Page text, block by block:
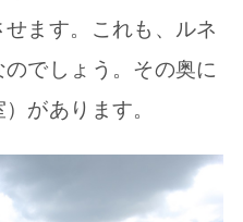
ます。これも、ルネ
でしょう。その奥に
があります。